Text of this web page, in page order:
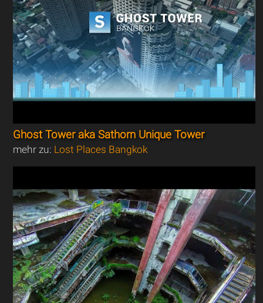
Ghost Tower aka Sathorn Unique Tower
mehr zu: Lost Places Bangkok